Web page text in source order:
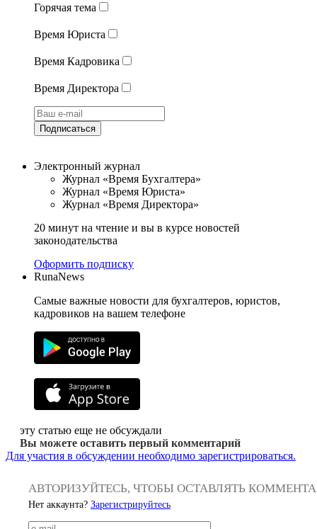
Горячая тема
Время Юриста
Время Кадровика
Время Директора
Подписаться
Электронный журнал
Журнал «Время Бухгалтера»
Журнал «Время Юриста»
Журнал «Время Директора»
20 минут на чтение и вы в курсе новостей
законодательства
Оформить подписку
RunaNews
Самые важные новости для бухгалтеров, юристов,
кадровиков на вашем телефоне
эту статью еще не обсуждали
Вы можете оставить первый комментарий
Для участия в обсуждении необходимо зарегистрироваться.
АВТОРИЗУЙТЕСЬ, ЧТОБЫ ОСТАВЛЯТЬ
Нет аккаунта? Зарегистрируйтесь